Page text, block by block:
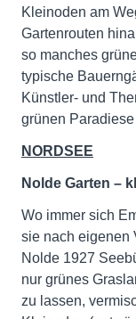
Kleinoden am
Gartenrouten
so manches
typische
Künstler- und
grünen
NORDSEE
Nolde Garten –
Wo immer sich
sie nach eigenen
Nolde 1927
nur grünes
zu lassen,